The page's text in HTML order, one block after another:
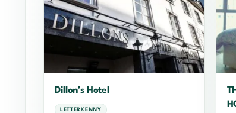
Dillon’s Hotel
LETTERKENNY